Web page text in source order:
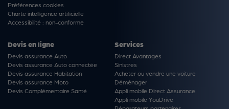
Préférences cookies
Charte intelligence artificielle
Accessibilité : non-conforme
Devis en ligne
Devis assurance Auto
Devis assurance Auto connectée
Devis assurance Habitation
Devis assurance Moto
Devis Complémentaire Santé
Services
Direct Avantages
Sinistres
Acheter ou vendre une voiture
Déménager
Appli mobile Direct Assurance
Appli mobile YouDrive